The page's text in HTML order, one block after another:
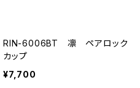
RIN-6006BT 凛 ペアロック
カップ
¥7,700